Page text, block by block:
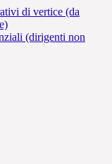
di vertice (da
(dirigenti non